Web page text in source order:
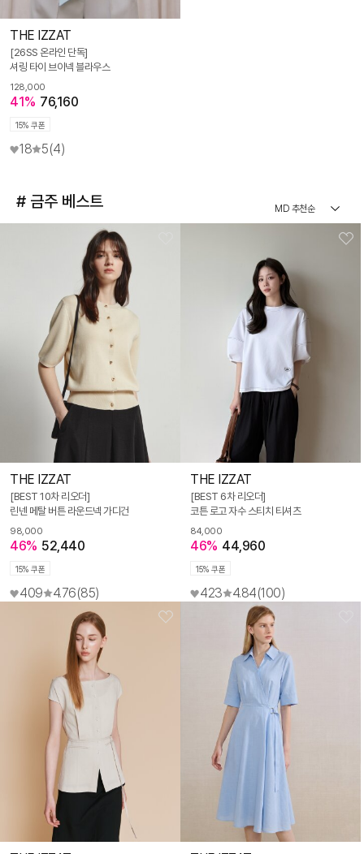
THE IZZAT
[26SS 온라인 단독]
셔링 타이 브이넥 블라우스
128,000
41% 76,160
15% 쿠폰
18 5(4)
# 금주 베스트
THE IZZAT
[BEST 10차 리오더]
린넨 메탈 버튼 라운드넥 가디건
98,000
46% 52,440
15% 쿠폰
409 4.76(85)
THE IZZAT
[BEST 6차 리오더]
코튼 로고 자수 스티치 티셔츠
84,000
46% 44,960
15% 쿠폰
423 4.84(100)